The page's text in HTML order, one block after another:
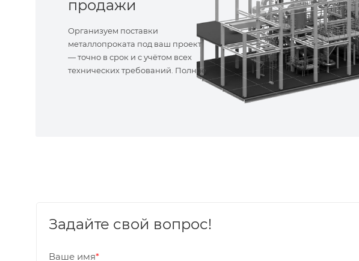
продажи
Организуем поставки
металлопроката под ваш проект
— точно в срок и с учётом всех
технических требований. Полное
Задайте свой вопрос!
Ваше имя*